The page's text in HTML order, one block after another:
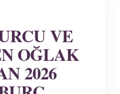
VE
OĞLAK
2026